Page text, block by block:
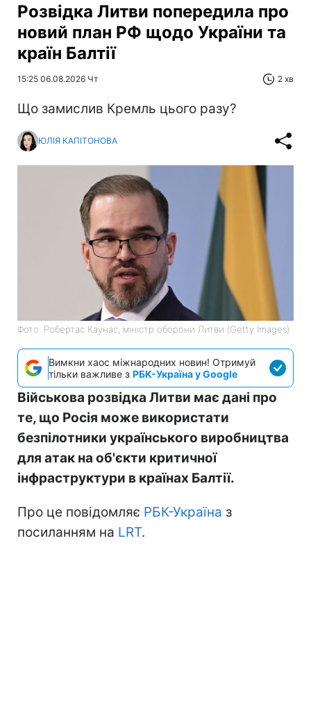
Розвідка Литви попередила про
новий план РФ щодо України та
країн Балтії
15:25 06.08.2026 Чт 2 хв
Що замислив Кремль цього разу?
ЮЛІЯ КАПІТОНОВА
Фото: Робертас Каунас, міністр оборони Литви (Getty Images)
Вимкни хаос міжнародних новин! Отримуй
тільки важливе з РБК-Україна у Google
Військова розвідка Литви має дані про
те, що Росія може використати
безпілотники українського виробництва
для атак на об'єкти критичної
інфраструктури в країнах Балтії.
Про це повідомляє РБК-Україна з
посиланням на LRT.